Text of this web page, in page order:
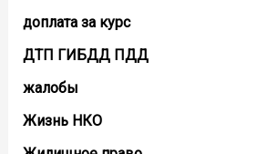
доплата за курс
ДТП ГИБДД ПДД
жалобы
Жизнь НКО